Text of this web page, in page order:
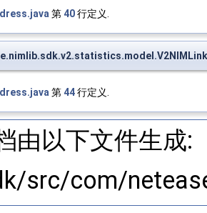
第 40行定义.
第 44行定义.
由以下文件生成:
src/com/